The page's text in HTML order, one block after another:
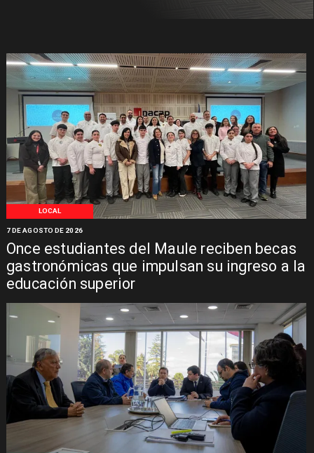
LOCAL
Once estudiantes del Maule reciben becas
gastronómicas que impulsan su ingreso a la
educación superior
7 DE AGOSTO DE 2026